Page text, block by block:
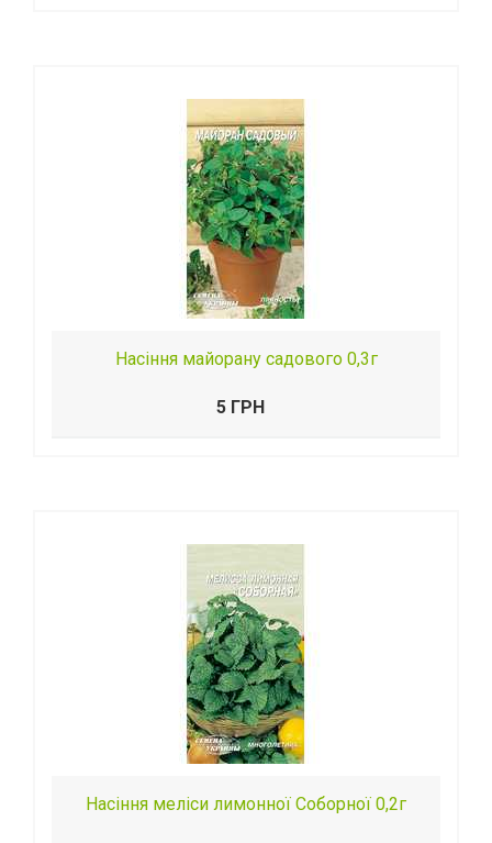
Насіння майорану садового 0,3г
5 ГРН
Насіння меліси лимонної Соборної 0,2г